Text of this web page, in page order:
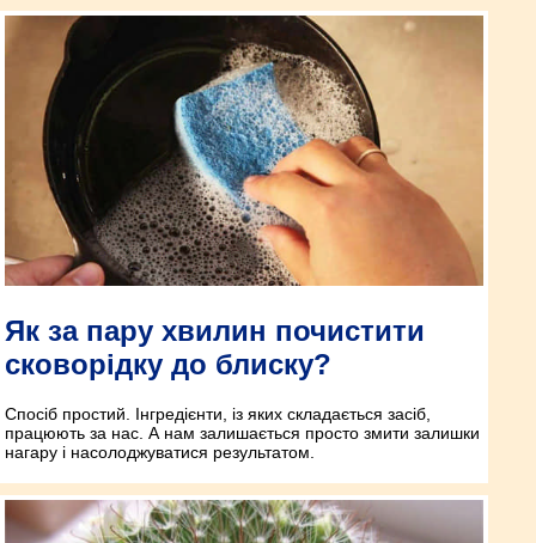
Як за пару хвилин почистити
сковорідку до блиску?
Спосіб простий. Інгредієнти, із яких складається засіб,
працюють за нас. А нам залишається просто змити залишки
нагару і насолоджуватися результатом.